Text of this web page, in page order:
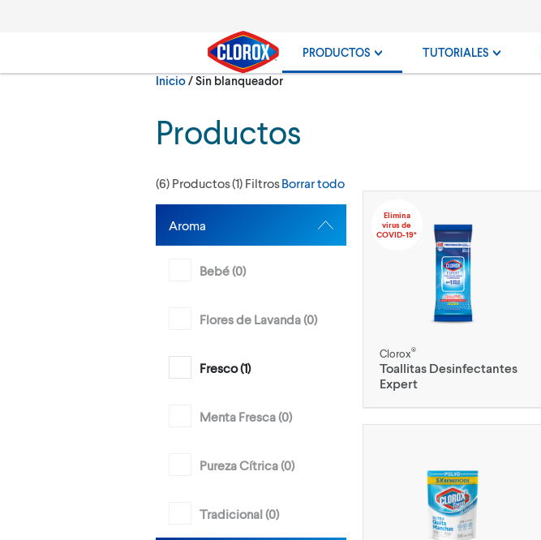
PRODUCTOS TUTORIALES
Inicio/Actualmente:
Sin blanqueador
Productos
(6) Productos(1) FiltrosBorrar todo
Aroma
Bebé (0)
Flores de Lavanda (0)
Fresco (1)
Menta Fresca (0)
Pureza Cítrica (0)
Tradicional (0)
Elimina
virus de
COVID-19*
Clorox®
Toallitas Desinfectantes
Expert